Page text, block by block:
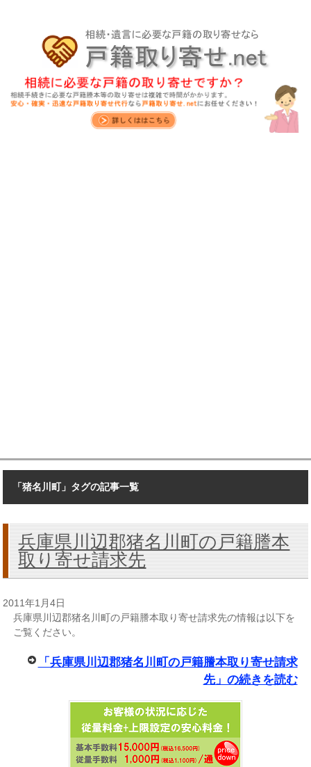
「猪名川町」タグの記事一覧
兵庫県川辺郡猪名川町の戸籍謄本
取り寄せ請求先
2011年1月4日
兵庫県川辺郡猪名川町の戸籍謄本取り寄せ請求先の情報は以下を
ご覧ください。
「兵庫県川辺郡猪名川町の戸籍謄本取り寄せ請求
先」の続きを読む